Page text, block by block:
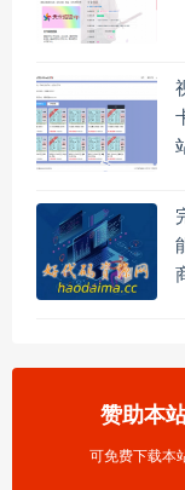
赞助本
可免费下载本